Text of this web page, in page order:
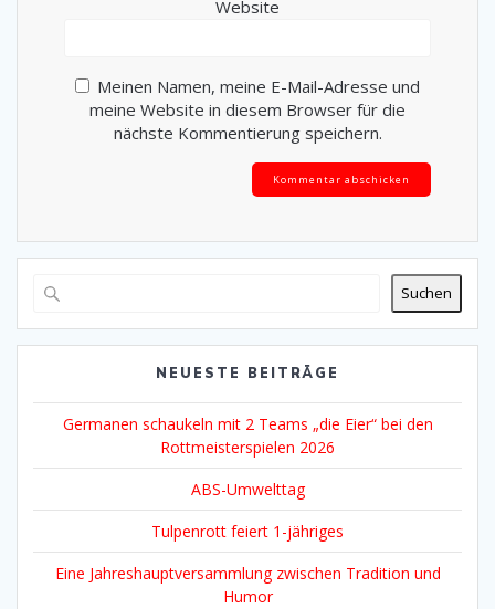
Arbeitseinsatz in der Schießhalle
Neujahrsempfang des 7. Rott Germania – Ein magischer
Start ins Jahr
Erstes Schießen der Germanischen-Nelken ab jetzt mit
2003(3)
2004(14)
2005(8)
2006(5)
2007(1)
2008(3)
2009(21)